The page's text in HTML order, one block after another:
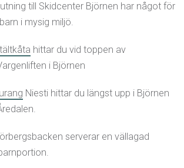
till Skidcenter Björnen har något för
i mysig miljö.
hittar du vid toppen av
i Björnen
Niesti hittar du längst upp i Björnen
serverar en vällagad